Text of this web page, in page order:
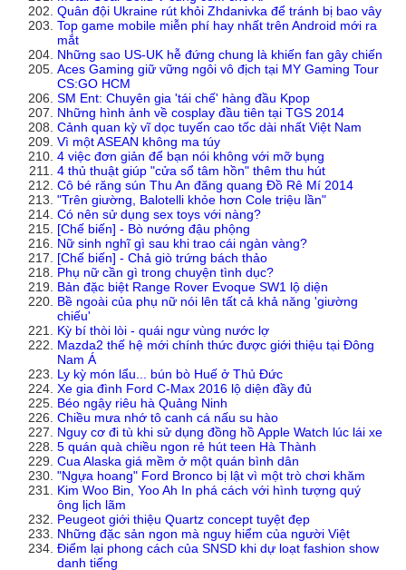
Quân đội Ukraine rút khỏi Zhdanivka để tránh bị bao vây
Top game mobile miễn phí hay nhất trên Android mới ra
mắt
Những sao US-UK hễ đứng chung là khiến fan gây chiến
Aces Gaming giữ vững ngôi vô địch tại MY Gaming Tour
CS:GO HCM
SM Ent: Chuyên gia 'tái chế' hàng đầu Kpop
Những hình ảnh về cosplay đầu tiên tại TGS 2014
Cảnh quan kỳ vĩ dọc tuyến cao tốc dài nhất Việt Nam
Vì một ASEAN không ma túy
4 việc đơn giản để bạn nói không với mỡ bụng
4 thủ thuật giúp "cửa sổ tâm hồn" thêm thu hút
Cô bé răng sún Thu An đăng quang Đồ Rê Mí 2014
"Trên giường, Balotelli khỏe hơn Cole triệu lần"
Có nên sử dụng sex toys với nàng?
[Chế biến] - Bò nướng đậu phộng
Nữ sinh nghĩ gì sau khi trao cái ngàn vàng?
[Chế biến] - Chả giò trứng bách thảo
Phụ nữ cần gì trong chuyện tình dục?
Bản đặc biệt Range Rover Evoque SW1 lộ diện
Bề ngoài của phụ nữ nói lên tất cả khả năng 'giường
chiếu'
Kỳ bí thòi lòi - quái ngư vùng nước lợ
Mazda2 thế hệ mới chính thức được giới thiệu tại Đông
Nam Á
Ly kỳ món lẩu... bún bò Huế ở Thủ Đức
Xe gia đình Ford C-Max 2016 lộ diện đầy đủ
Béo ngậy riêu hà Quảng Ninh
Chiều mưa nhớ tô canh cá nấu su hào
Nguy cơ đi tù khi sử dụng đồng hồ Apple Watch lúc lái xe
5 quán quà chiều ngon rẻ hút teen Hà Thành
Cua Alaska giá mềm ở một quán bình dân
"Ngựa hoang" Ford Bronco bị lật vì một trò chơi khăm
Kim Woo Bin, Yoo Ah In phá cách với hình tượng quý
ông lịch lãm
Peugeot giới thiệu Quartz concept tuyệt đẹp
Những đặc sản ngon mà nguy hiểm của người Việt
Điểm lại phong cách của SNSD khi dự loạt fashion show
danh tiếng